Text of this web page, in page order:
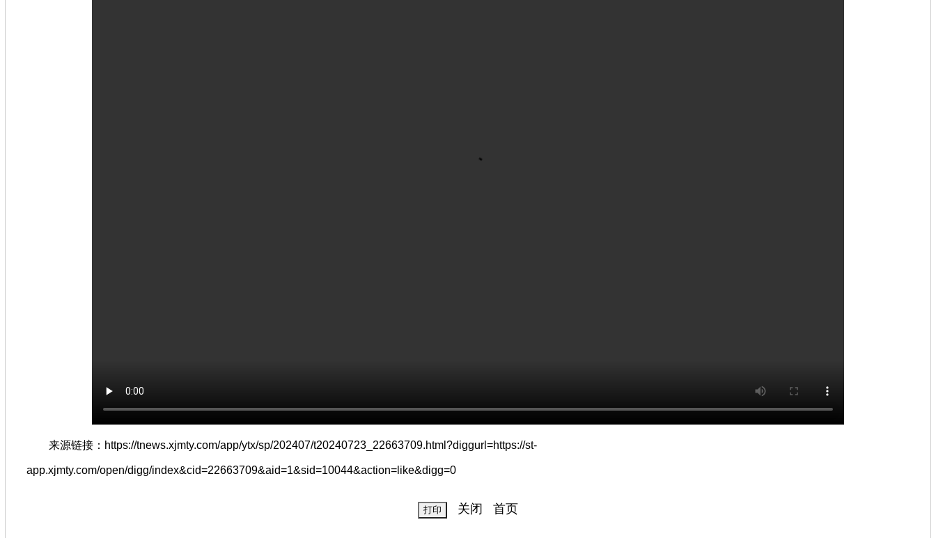
来源链接：https://tnews.xjmty.com/app/ytx/sp/202407/t20240723_22663709.html?diggurl=https://st-
app.xjmty.com/open/digg/index&cid=22663709&aid=1&sid=10044&action=like&digg=0
关闭 首页